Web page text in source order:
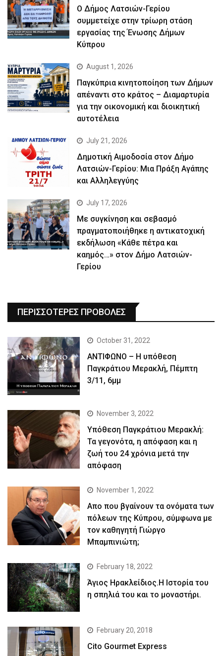
Ο Δήμος Λατσιών-Γερίου
συμμετείχε στην τρίωρη στάση
εργασίας της Ένωσης Δήμων
Κύπρου
August 1, 2026
Παγκύπρια κινητοποίηση των Δήμων
απέναντι στο κράτος – Διαμαρτυρία
για την οικονομική και διοικητική
αυτοτέλεια
July 21, 2026
Δημοτική Αιμοδοσία στον Δήμο
Λατσιών-Γερίου: Μια Πράξη Αγάπης
και Αλληλεγγύης
July 17, 2026
Με συγκίνηση και σεβασμό
πραγματοποιήθηκε η αντικατοχική
εκδήλωση «Κάθε πέτρα και
καημός…» στον Δήμο Λατσιών-
Γερίου
ΠΕΡΙΣΣΟΤΕΡΕΣ ΠΡΟΒΟΛΕΣ
October 31, 2022
ΑΝΤΙΦΩΝΟ – Η υπόθεση
Παγκράτιου Μερακλή, Πέμπτη
3/11, 6μμ
November 3, 2022
Yπόθεση Παγκράτιου Μερακλή:
Τα γεγονότα, η απόφαση και η
ζωή του 24 χρόνια μετά την
απόφαση
November 1, 2022
Απο που βγαίνουν τα ονόματα των
πόλεων της Κύπρου, σύμφωνα με
τον καθηγητή Γιώργο
Μπαμπινιώτη;
February 18, 2022
Άγιος Ηρακλείδιος.Η Ιστορία του
η σπηλιά του και το μοναστήρι.
February 20, 2018
Cito Gourmet Express